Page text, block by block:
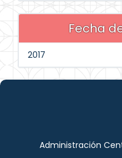
Fecha
2017
Administración